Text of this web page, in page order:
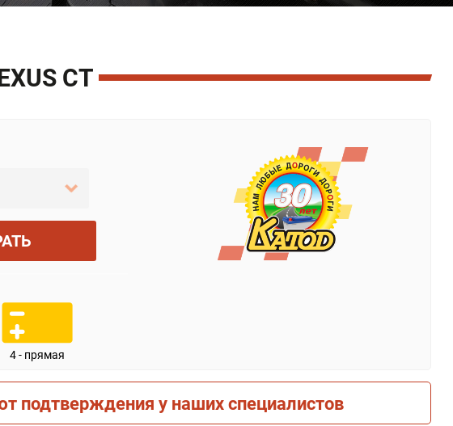
CT
4 - прямая
подтверждения у наших специалистов